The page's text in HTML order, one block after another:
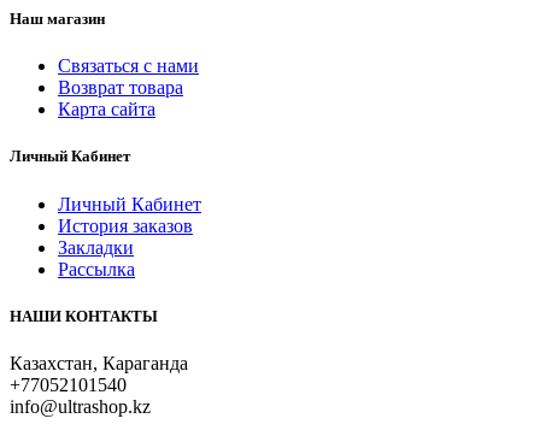
Наш магазин
Связаться с нами
Возврат товара
Карта сайта
Личный Кабинет
Личный Кабинет
История заказов
Закладки
Рассылка
НАШИ КОНТАКТЫ
Казахстан, Караганда
+77052101540
info@ultrashop.kz